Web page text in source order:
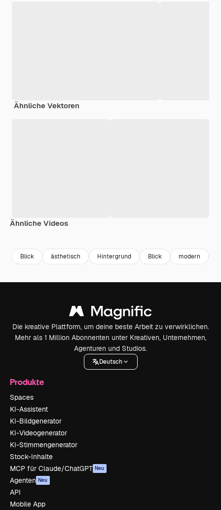
Ähnliche Vektoren
Ähnliche Videos
Blick ästhetisch Hintergrund Blick modern
Die kreative Plattform, um deine beste Arbeit zu verwirklichen.
Mehr als 1 Million Abonnenten unter Kreativen, Unternehmen,
Agenturen und Studios.
Deutsch
Produkte
Spaces
KI-Assistent
KI-Bildgenerator
KI-Videogenerator
KI-Stimmengenerator
Stock-Inhalte
MCP für Claude/ChatGPT Neu
Agenten Neu
API
Mobile App